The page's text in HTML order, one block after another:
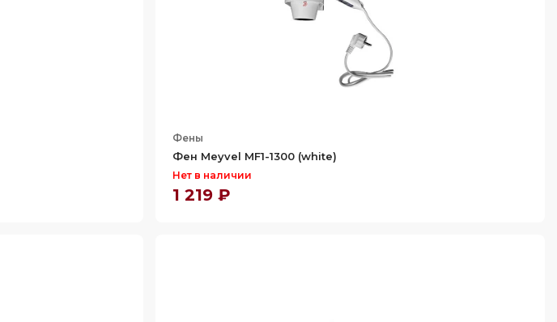
Фены
Фен Meyvel MF1-1300 (white)
Нет в наличии
1 219 ₽